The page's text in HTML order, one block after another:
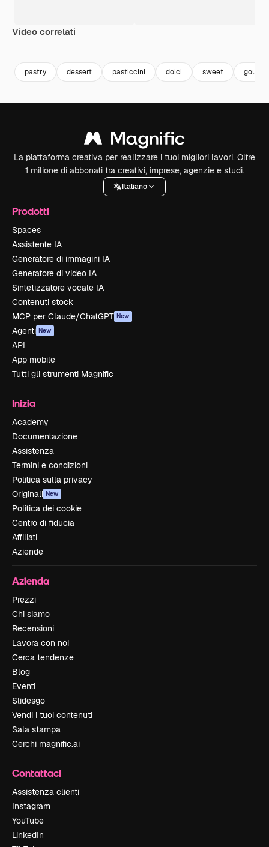
Video correlati
pastry dessert pasticcini dolci sweet
La piattaforma creativa per realizzare i tuoi migliori lavori. Oltre
1 milione di abbonati tra creativi, imprese, agenzie e studi.
Italiano
Prodotti
Spaces
Assistente IA
Generatore di immagini IA
Generatore di video IA
Sintetizzatore vocale IA
Contenuti stock
MCP per Claude/ChatGPT New
Agenti New
API
App mobile
Tutti gli strumenti Magnific
Inizia
Academy
Documentazione
Assistenza
Termini e condizioni
Politica sulla privacy
Originali New
Politica dei cookie
Centro di fiducia
Affiliati
Aziende
Azienda
Prezzi
Chi siamo
Recensioni
Lavora con noi
Cerca tendenze
Blog
Eventi
Slidesgo
Vendi i tuoi contenuti
Sala stampa
Cerchi magnific.ai
Contattaci
Assistenza clienti
Instagram
YouTube
LinkedIn